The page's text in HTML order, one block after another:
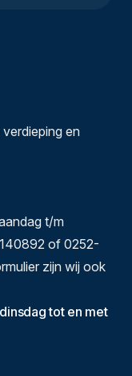
en
t/m
of 0252-
zijn wij ook
tot en met